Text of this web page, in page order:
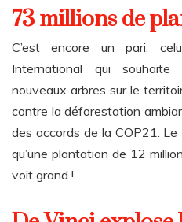
73 millions de
C’est encore un pari,
International qui
nouveaux arbres sur le
contre la déforestation
des accords de la COP21.
qu’une plantation de 12
voit grand !